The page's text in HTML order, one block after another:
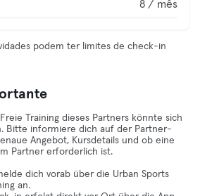
8 / mês
podem ter limites de check-in
Training dieses Partners könnte sich
Bitte informiere dich auf der Partner-
Angebot, Kursdetails und ob eine
Partner erforderlich ist.
dich vorab über die Urban Sports
an.